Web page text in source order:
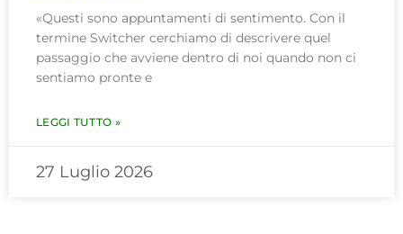
«Questi sono appuntamenti di sentimento. Con il
termine Switcher cerchiamo di descrivere quel
passaggio che avviene dentro di noi quando non ci
sentiamo pronte e
LEGGI TUTTO »
27 Luglio 2026